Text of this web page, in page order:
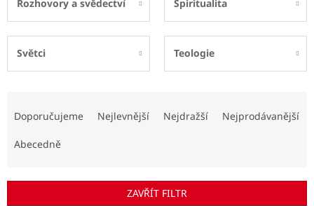
Rozhovory a svědectví Spiritualita
Světci Teologie
Doporučujeme Nejlevnější Nejdražší Nejprodávanější
Abecedně
ZAVŘÍT FILTR